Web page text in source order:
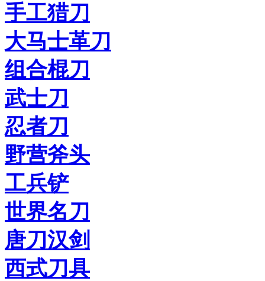
手工猎刀
大马士革刀
组合棍刀
武士刀
忍者刀
野营斧头
工兵铲
世界名刀
唐刀汉剑
西式刀具